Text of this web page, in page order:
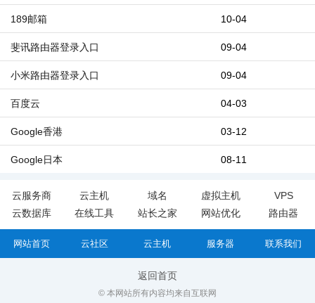
10-04
189邮箱
09-04
斐讯路由器登录入口
09-04
小米路由器登录入口
04-03
百度云
03-12
Google香港
08-11
Google日本
云服务商 云主机 域名 虚拟主机
VPS
云数据库
在线工具 站长之家 网站优化 路由器
网站首页 云社区 云主机 服务器 联系我们
返回首页
© 本网站所有内容均来自互联网